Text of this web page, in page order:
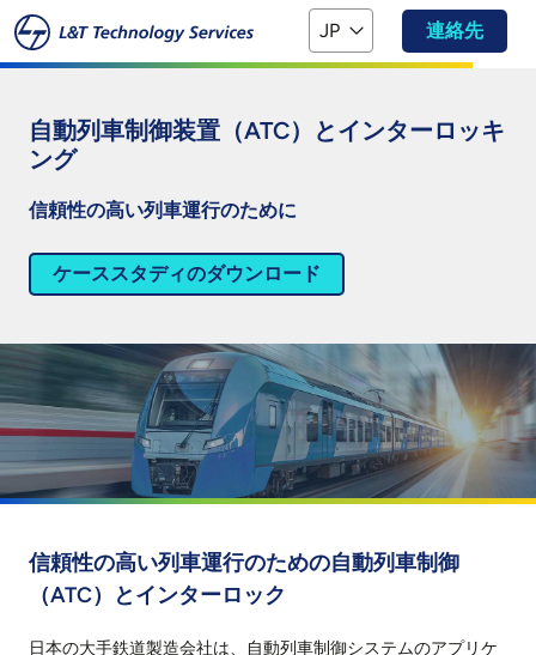
本文へスキップ
JP 連絡先
自動列車制御装置（ATC）とインターロッキ
ング
信頼性の高い列車運行のために
ケーススタディのダウンロード
信頼性の高い列車運行のための自動列車制御
（ATC）とインターロック
日本の大手鉄道製造会社は、自動列車制御システムのアプリケ